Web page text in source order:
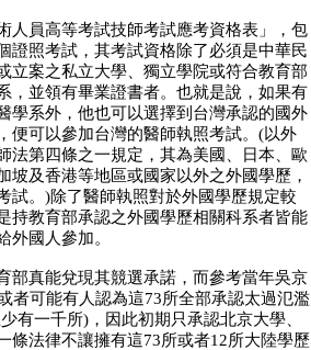
人員高等考試技師考試應考資格表」，包
證照考試，其考試資格除了必須是中華民
立案之私立大學、獨立學院或符合教育部
，並領有畢業證書者。也就是說，如果有
學系外，他也可以選擇到台灣承認的國外
便可以參加台灣的醫師執照考試。(以外
法第四條之一規定，其為美國、日本、歐
及香港等地區或國家以外之外國學歷，
試。)除了醫師執照對於外國學歷規定較
持教育部承認之外國學歷相關科系者皆能
外國人參加。
部真能兌現其競選承諾，而參考當年吳京
者可能有人認為這73所全部承認太過氾濫
有一千所)，因此初期只承認北京大學、
條法律不讓擁有這73所或者12所大陸學歷